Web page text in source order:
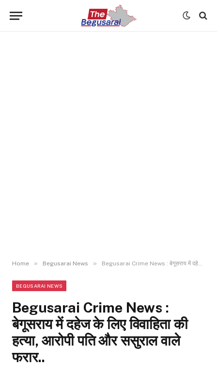
Home » Begusarai News » Begusarai Crime News : बेगूसराय में दहेज के लिए विवाहिता की हत्या, आरोपी पति और ससुराल वाले फरार..
BEGUSARAI NEWS
Begusarai Crime News :
बेगूसराय में दहेज के लिए विवाहिता की
हत्या, आरोपी पति और ससुराल वाले
फरार..